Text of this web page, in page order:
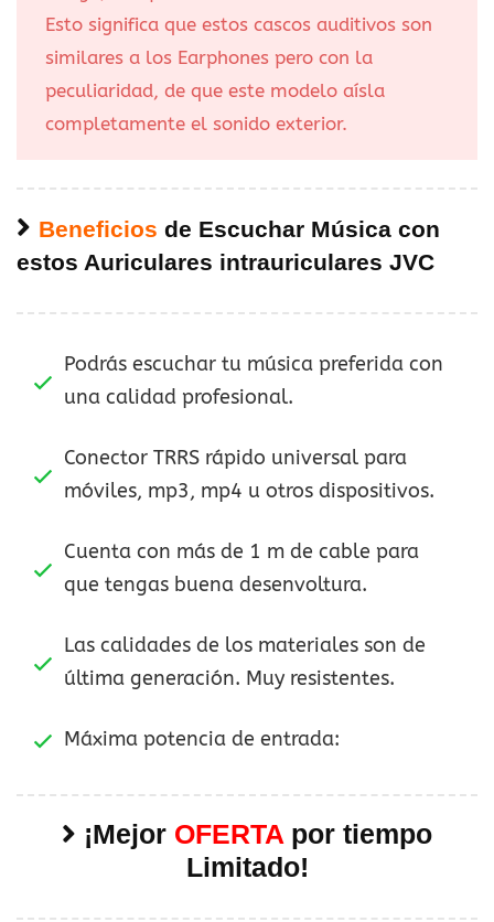
Esto significa que estos cascos auditivos son
similares a los Earphones pero con la
peculiaridad, de que este modelo aísla
completamente el sonido exterior.
Beneficios de Escuchar Música con
estos Auriculares intrauriculares JVC
Podrás escuchar tu música preferida con
una calidad profesional.
Conector TRRS rápido universal para
móviles, mp3, mp4 u otros dispositivos.
Cuenta con más de 1 m de cable para
que tengas buena desenvoltura.
Las calidades de los materiales son de
última generación. Muy resistentes.
Máxima potencia de entrada:
¡Mejor OFERTA por tiempo
Limitado!